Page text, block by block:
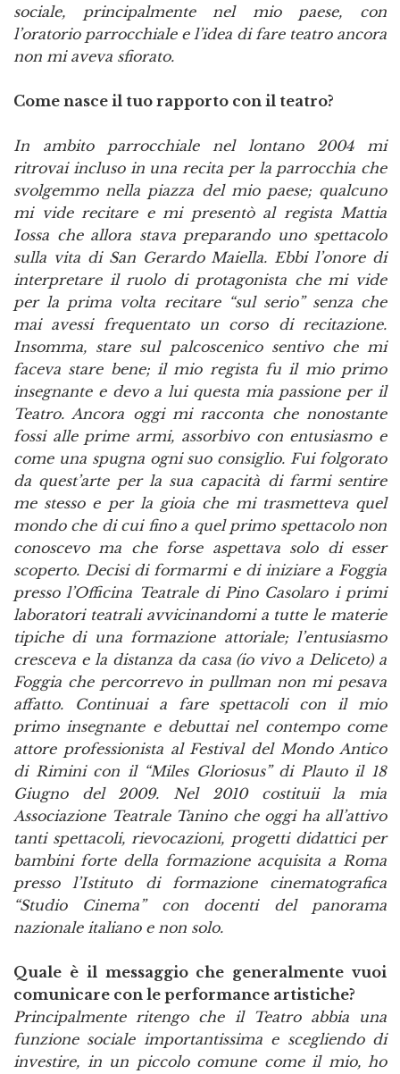
sociale, principalmente nel mio paese, con
l’oratorio parrocchiale e l’idea di fare teatro ancora
non mi aveva sfiorato.
Come nasce il tuo rapporto con il teatro?
In ambito parrocchiale nel lontano 2004 mi
ritrovai incluso in una recita per la parrocchia che
svolgemmo nella piazza del mio paese; qualcuno
mi vide recitare e mi presentò al regista Mattia
Iossa che allora stava preparando uno spettacolo
sulla vita di San Gerardo Maiella. Ebbi l’onore di
interpretare il ruolo di protagonista che mi vide
per la prima volta recitare “sul serio” senza che
mai avessi frequentato un corso di recitazione.
Insomma, stare sul palcoscenico sentivo che mi
faceva stare bene; il mio regista fu il mio primo
insegnante e devo a lui questa mia passione per il
Teatro. Ancora oggi mi racconta che nonostante
fossi alle prime armi, assorbivo con entusiasmo e
come una spugna ogni suo consiglio. Fui folgorato
da quest’arte per la sua capacità di farmi sentire
me stesso e per la gioia che mi trasmetteva quel
mondo che di cui fino a quel primo spettacolo non
conoscevo ma che forse aspettava solo di esser
scoperto. Decisi di formarmi e di iniziare a Foggia
presso l’Officina Teatrale di Pino Casolaro i primi
laboratori teatrali avvicinandomi a tutte le materie
tipiche di una formazione attoriale; l’entusiasmo
cresceva e la distanza da casa (io vivo a Deliceto) a
Foggia che percorrevo in pullman non mi pesava
affatto. Continuai a fare spettacoli con il mio
primo insegnante e debuttai nel contempo come
attore professionista al Festival del Mondo Antico
di Rimini con il “Miles Gloriosus” di Plauto il 18
Giugno del 2009. Nel 2010 costituii la mia
Associazione Teatrale Tanino che oggi ha all’attivo
tanti spettacoli, rievocazioni, progetti didattici per
bambini forte della formazione acquisita a Roma
presso l’Istituto di formazione cinematografica
“Studio Cinema” con docenti del panorama
nazionale italiano e non solo.
Quale è il messaggio che generalmente vuoi
comunicare con le performance artistiche?
Principalmente ritengo che il Teatro abbia una
funzione sociale importantissima e scegliendo di
investire, in un piccolo comune come il mio, ho